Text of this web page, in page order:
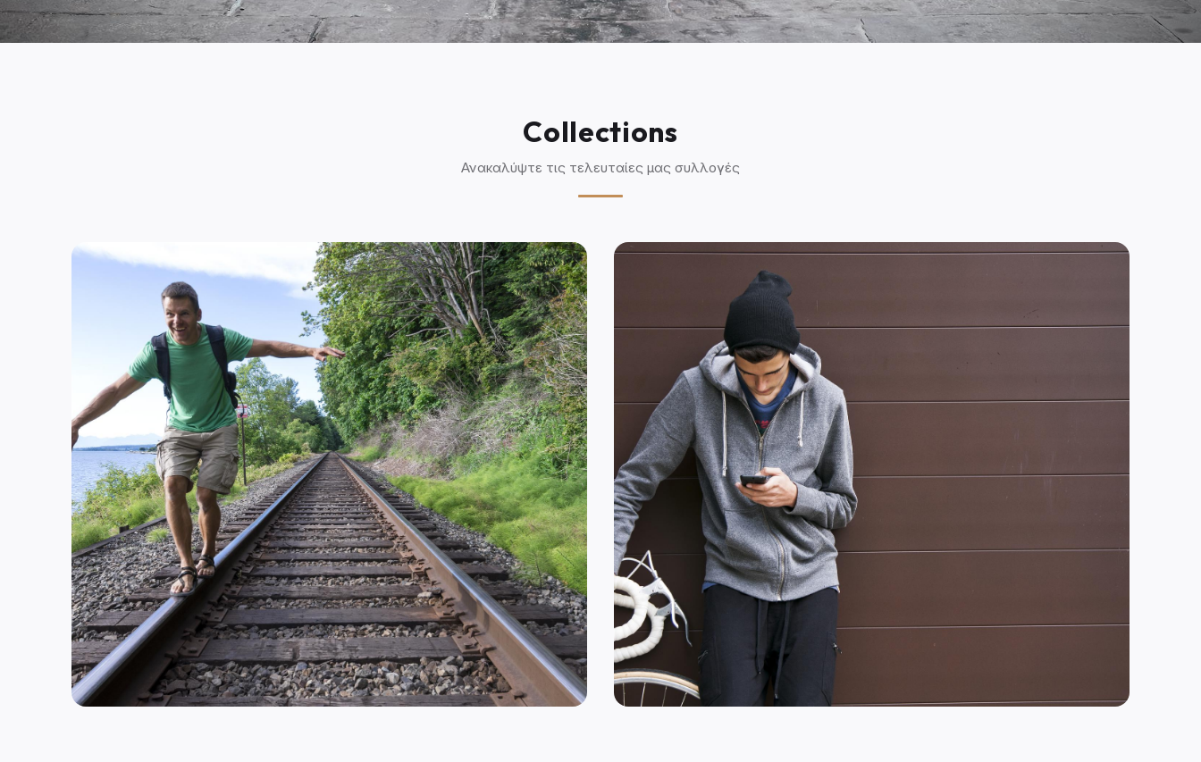
Collections
Ανακαλύψτε τις τελευταίες μας συλλογές